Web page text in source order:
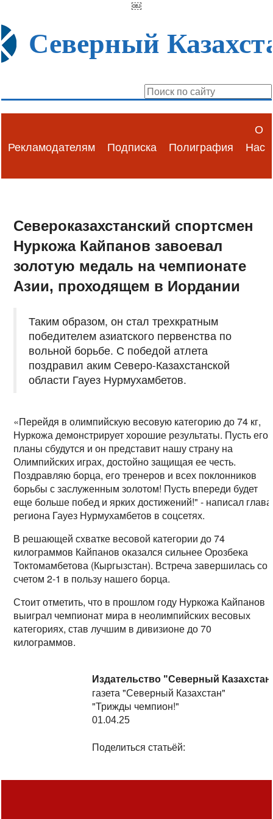
￼
Северный
Рекламодателям Подписка Полиграфия
О
Нас
Североказахстанский спортсмен
Нуркожа Кайпанов завоевал
золотую медаль на чемпионате
Азии, проходящем в Иордании
Таким образом, он стал трехкратным
победителем азиатского первенства по
вольной борьбе. С победой атлета
поздравил аким Северо-Казахстанской
области Гауез Нурмухамбетов.
«Перейдя в олимпийскую весовую категорию до 74 кг,
Нуркожа демонстрирует хорошие результаты. Пусть его
планы сбудутся и он представит нашу страну на
Олимпийских играх, достойно защищая ее честь.
Поздравляю борца, его тренеров и всех поклонников
борьбы с заслуженным золотом! Пусть впереди будет
еще больше побед и ярких достижений!" - написал глава
региона Гауез Нурмухамбетов в соцсетях.
В решающей схватке весовой категории до 74
килограммов Кайпанов оказался сильнее Орозбека
Токтомамбетова (Кыргызстан). Встреча завершилась со
счетом 2-1 в пользу нашего борца.
Стоит отметить, что в прошлом году Нуркожа Кайпанов
выиграл чемпионат мира в неолимпийских весовых
категориях, став лучшим в дивизионе до 70
килограммов.
Издательство "Северный
газета "Северный Казахстан"
"Трижды чемпион!"
01.04.25
Поделиться статьёй: